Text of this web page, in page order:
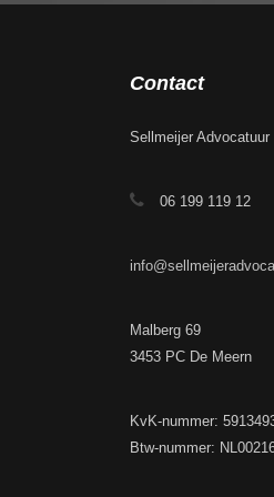
Contact
Sellmeijer Advocatuur
06 199 119 12
Malberg 69
3453 PC De Meern
KvK-nummer:
Btw-nummer: